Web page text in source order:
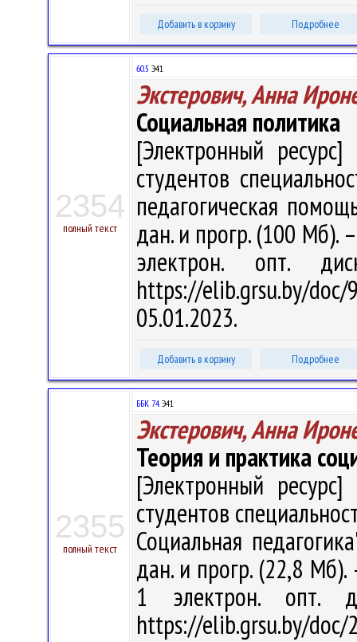
Добавить в корзину Подробнее
2354
полный текст
60.5 Э41
Экстерович, Анна
Социальная политика
[Электронный
студентов
педагогическая
дан. и прогр. (100 Мб).
электрон. опт.
https://elib.grsu.by/
05.01.2023.
Добавить в корзину Подробнее
2355
полный текст
ББК 74.Э41
Экстерович, Анна
Теория и практика
[Электронный
студентов
Социальная
дан. и прогр. (22,8
1 электрон. опт.
https://elib.grsu.by/doc/